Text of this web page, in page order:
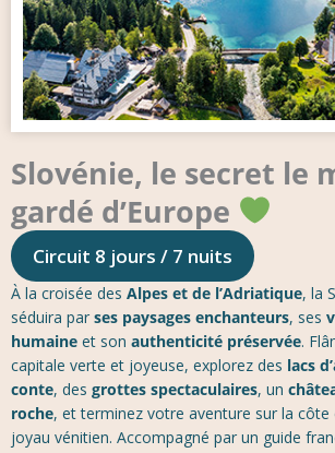
Slovénie, le secret le
gardé d’Europe
Circuit 8 jours / 7 nuits
À la croisée des Alpes et de l’Adriatique, la
séduira par ses paysages enchanteurs, ses
humaine et son authenticité préservée.
capitale verte et joyeuse, explorez des lacs
conte, des grottes spectaculaires, un
roche, et terminez votre aventure sur la côte
joyau vénitien. Accompagné par un guide